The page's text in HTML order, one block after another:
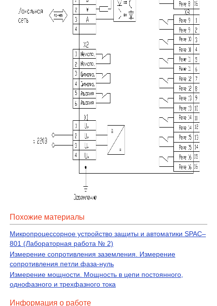
Похожие материалы
Микропроцессорное устройство защиты и автоматики SPAC–
801 (Лабораторная работа № 2)
Измерение сопротивления заземления. Измерение
сопротивления петли фаза-нуль
Измерение мощности. Мощность в цепи постоянного,
однофазного и трехфазного тока
Информация о работе